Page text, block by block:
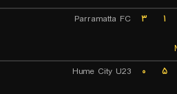
۱ ۳ Parramatta FC
۵ ۰ Hume City U23